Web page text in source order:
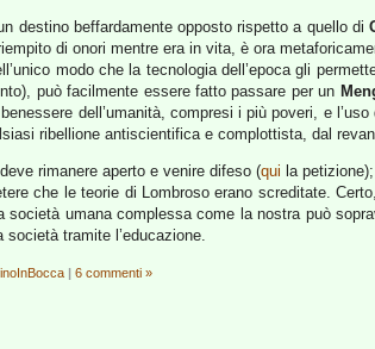
destino beffardamente opposto rispetto a quello di
di onori mentre era in vita, è ora
modo che la tecnologia dell’epoca gli
può facilmente essere fatto passare per un
dell’umanità, compresi i più poveri, e
ribellione antiscientifica e complottista, dal
rimanere aperto e venire difeso (qui la
che le teorie di Lombroso erano screditate.
società umana complessa come la nostra può
tramite l’educazione.
| 6 commenti »